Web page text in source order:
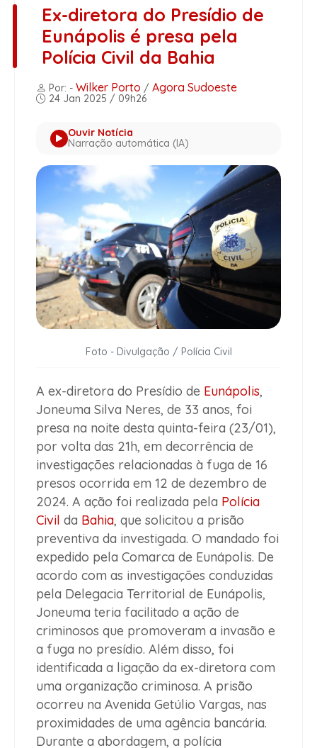
Ex-diretora do Presídio de
Eunápolis é presa pela
Polícia Civil da Bahia
Por: - Wilker Porto / Agora Sudoeste
24 Jan 2025 / 09h26
Ouvir Notícia
Narração automática (IA)
Foto - Divulgação / Polícia Civil
A ex-diretora do Presídio de Eunápolis,
Joneuma Silva Neres, de 33 anos, foi
presa na noite desta quinta-feira (23/01),
por volta das 21h, em decorrência de
investigações relacionadas à fuga de 16
presos ocorrida em 12 de dezembro de
2024. A ação foi realizada pela Polícia
Civil da Bahia, que solicitou a prisão
preventiva da investigada. O mandado foi
expedido pela Comarca de Eunápolis. De
acordo com as investigações conduzidas
pela Delegacia Territorial de Eunápolis,
Joneuma teria facilitado a ação de
criminosos que promoveram a invasão e
a fuga no presídio. Além disso, foi
identificada a ligação da ex-diretora com
uma organização criminosa. A prisão
ocorreu na Avenida Getúlio Vargas, nas
proximidades de uma agência bancária.
Durante a abordagem, a polícia